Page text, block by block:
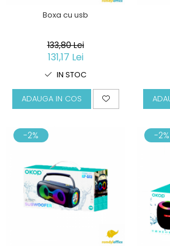
Boxa cu usb
133,80 Lei
131,17 Lei
IN STOC
ADAUGA IN COS
-2% -2%